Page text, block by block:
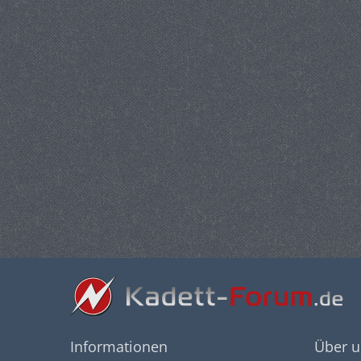
Informationen Über